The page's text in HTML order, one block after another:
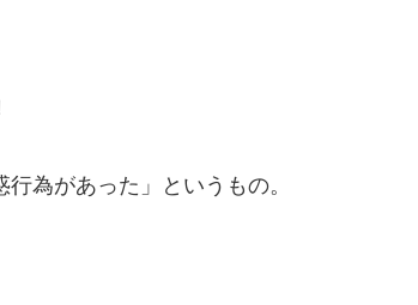
為があった」というもの。